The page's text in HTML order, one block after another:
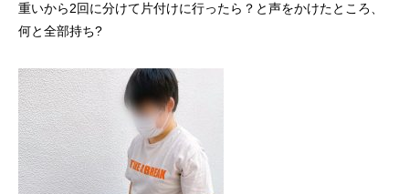
重いから2回に分けて片付けに行ったら？と声をかけたところ、
何と全部持ち?